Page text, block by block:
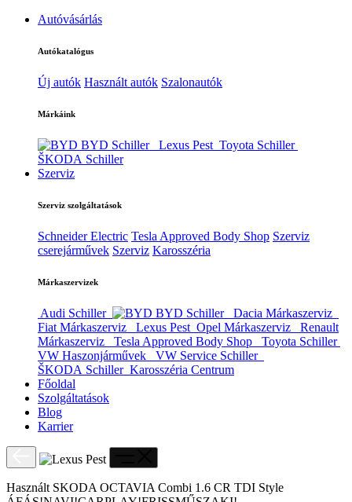
Autóvásárlás
Autókatalógus
Új autók Használt autók Szalonautók
Márkáink
BYD Schiller Lexus Pest Toyota Schiller
ŠKODA Schiller
Szerviz
Szerviz szolgáltatások
Schneider Electric Tesla Approved Body Shop Szerviz
cserejárművek Szerviz Karosszéria
Márkaszervizek
Audi Schiller BYD Schiller
Dacia Márkaszerviz
Fiat Márkaszerviz
Lexus Pest Opel Márkaszerviz
Renault
Márkaszerviz
Tesla Approved Body Shop
Toyota Schiller
VW Haszonjárművek
VW Service Schiller
ŠKODA Schiller Karosszéria Centrum
Főoldal
Szolgáltatások
Blog
Karrier
Használt SKODA OCTAVIA Combi 1.6 CR TDI Style